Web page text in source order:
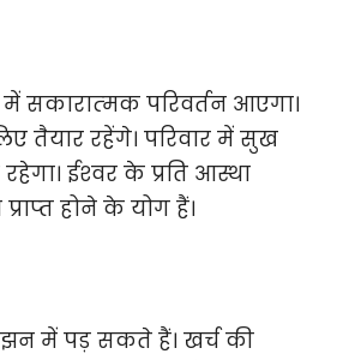
सकारात्‍मक परिवर्तन आएगा।
तैयार रहेंगे। परिवार में सुख
ईश्‍वर के प्रति आस्‍था
होने के योग हैं।
में पड़ सकते हैं। खर्च की